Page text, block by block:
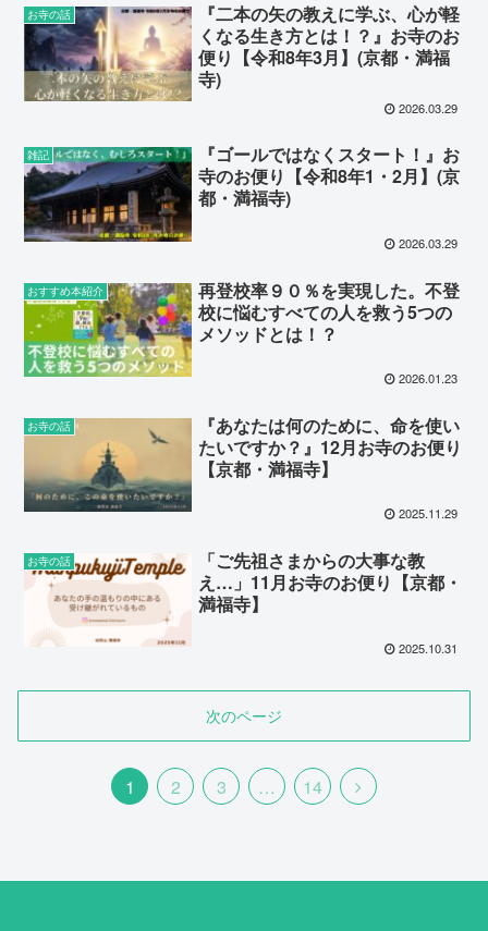
お寺の話
『二本の矢の教えに学ぶ、心が軽
くなる生き方とは！？』お寺のお
便り【令和8年3月】(京都・満福
寺)
2026.03.29
雑記
『ゴールではなくスタート！』お
寺のお便り【令和8年1・2月】(京
都・満福寺)
2026.03.29
おすすめ本紹介
再登校率９０％を実現した。不登
校に悩むすべての人を救う5つの
メソッドとは！？
2026.01.23
お寺の話
『あなたは何のために、命を使い
たいですか？』12月お寺のお便り
【京都・満福寺】
2025.11.29
お寺の話
「ご先祖さまからの大事な教
え…」11月お寺のお便り【京都・
満福寺】
2025.10.31
次のページ
1 2 3 … 14